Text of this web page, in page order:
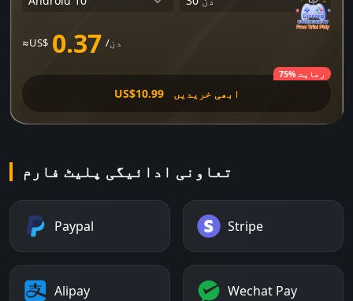
≈US$ 0.37 /دن
US$10.99 ابھی خریدیں
75% رعایت
تعاونی ادائیگی پلیٹ فارم
Paypal Stripe
Alipay Wechat Pay